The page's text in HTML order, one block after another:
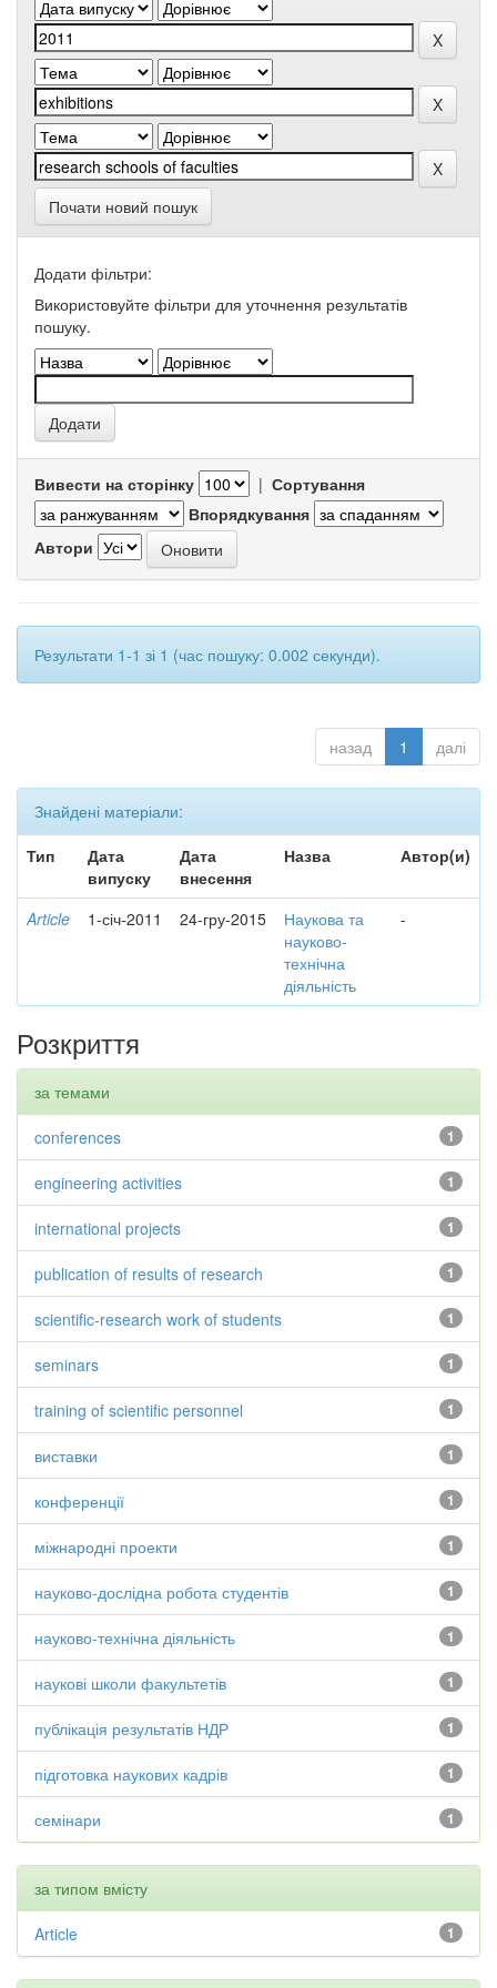
Почати новий пошук
Додати фільтри:
Використовуйте фільтри для уточнення результатів
пошуку.
Вивести на сторінку | Сортування
Впорядкування
Автори
Результати 1-1 зі 1 (час пошуку: 0.002 секунди).
назад 1 далі
Знайдені матеріали:
Тип
Дата
випуску
Дата
внесення
Назва Автор(и)
Article 1-січ-2011 24-гру-2015
Наукова та
науково-
технічна
діяльність
-
Розкриття
за темами
1
conferences
1
engineering activities
1
international projects
1
publication of results of research
1
scientific-research work of students
1
seminars
1
training of scientific personnel
1
виставки
1
конференції
1
міжнародні проекти
1
науково-дослідна робота студентів
1
науково-технічна діяльність
1
наукові школи факультетів
1
публікація результатів НДР
1
підготовка наукових кадрів
1
семінари
за типом вмісту
1
Article